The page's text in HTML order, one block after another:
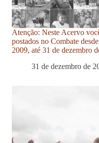
Atenção: Neste Acervo
postados no Combate
2009, até 31 de dezembro
31 de dezembro de